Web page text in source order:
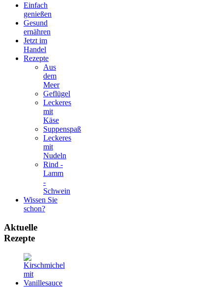
Einfach
genießen
Gesund
ernähren
Jetzt im
Handel
Rezepte
Aus
dem
Meer
Geflügel
Leckeres
mit
Käse
Suppenspaß
Leckeres
mit
Nudeln
Rind -
Lamm
-
Schwein
Wissen Sie
schon?
Aktuelle
Rezepte